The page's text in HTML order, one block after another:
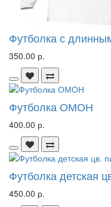
Футболка с
350.00 р.
Футболка ОМОН
400.00 р.
Футболка детская
450.00 р.